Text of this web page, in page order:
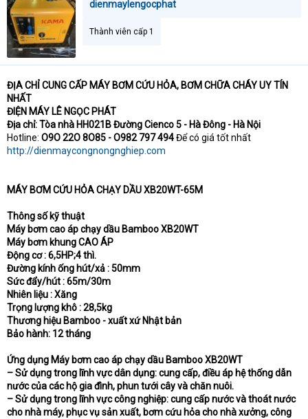
dienmaylengocphat
Thành viên cấp 1
ĐỊA CHỈ CUNG CẤP MÁY BƠM CỨU HỎA, BƠM CHỮA CHÁY UY TÍN
NHẤT
ĐIỆN MÁY LÊ NGỌC PHÁT
Địa chỉ:Tòa nhà HH021B Đường Cienco 5 - Hà Đông - Hà Nội
Hotline: O9O 22O 8O85 - O982 797 494Để có giá tốt nhất
http://dienmaycongnongnghiep.com
MÁY BƠM CỨU HỎA CHẠY DẦU XB20WT-65M
Thông số kỹ thuật
Máy bơm cao áp chạy dầu Bamboo XB20WT
Máy bơm khung CAO ÁP
Động cơ : 6,5HP;4 thì.
Đường kính ống hút/xả : 50mm
Sức đẩy/hút : 65m/30m
Nhiên liệu : Xăng
Trọng lượng khô : 28,5kg
Thương hiệu Bamboo - xuất xứ Nhật bản
Bảo hành: 12 tháng
Ứng dụng Máy bơm cao áp chạy dầu Bamboo XB20WT
– Sử dụng trong lĩnh vực dân dụng: cung cấp, điều áp hệ thống dẫn
nước của các hộ gia đình, phun tưới cây và chăn nuôi.
– Sử dụng trong lĩnh vực công nghiệp: cung cấp nước và thoát nước
cho nhà máy, phục vụ sản xuất, bơm cứu hỏa cho nhà xưởng, công